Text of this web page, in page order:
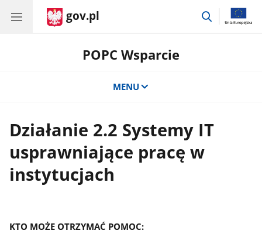
gov.pl
przejdź
POPC Wsparcie
MENU
Działanie 2.2 Systemy IT
usprawniające pracę w
instytucjach
KTO MOŻE OTRZYMAĆ POMOC: